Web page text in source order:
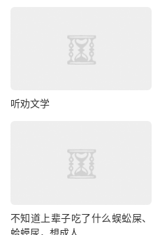
听劝文学
不知道上辈子吃了什么蜈蚣屎、
蛤蟆尿，想成人